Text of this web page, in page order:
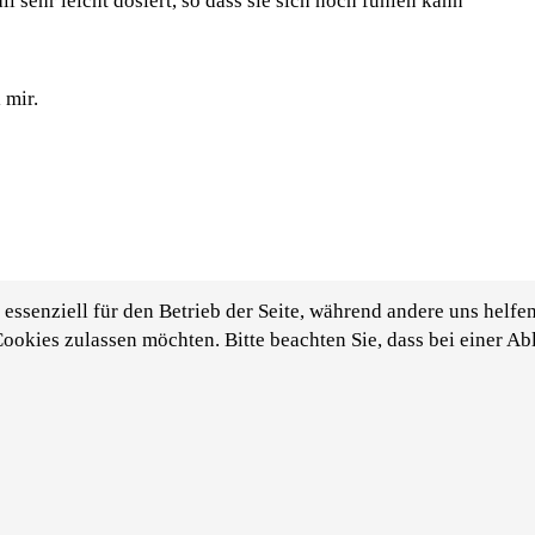
mir.
für den Betrieb der Seite, während andere uns
zulassen möchten. Bitte beachten Sie, dass bei einer